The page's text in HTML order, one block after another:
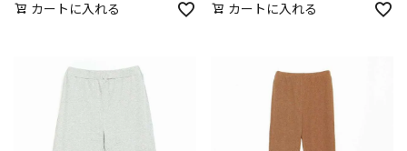
カートに入れる カートに入れる